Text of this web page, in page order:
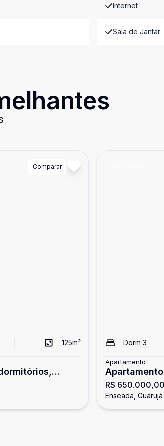
Internet
Sala de Jantar
Comparar
125m² Dorm 3
Apartamento
Guarujá
R$ 650.000,00
Enseada, Guarujá